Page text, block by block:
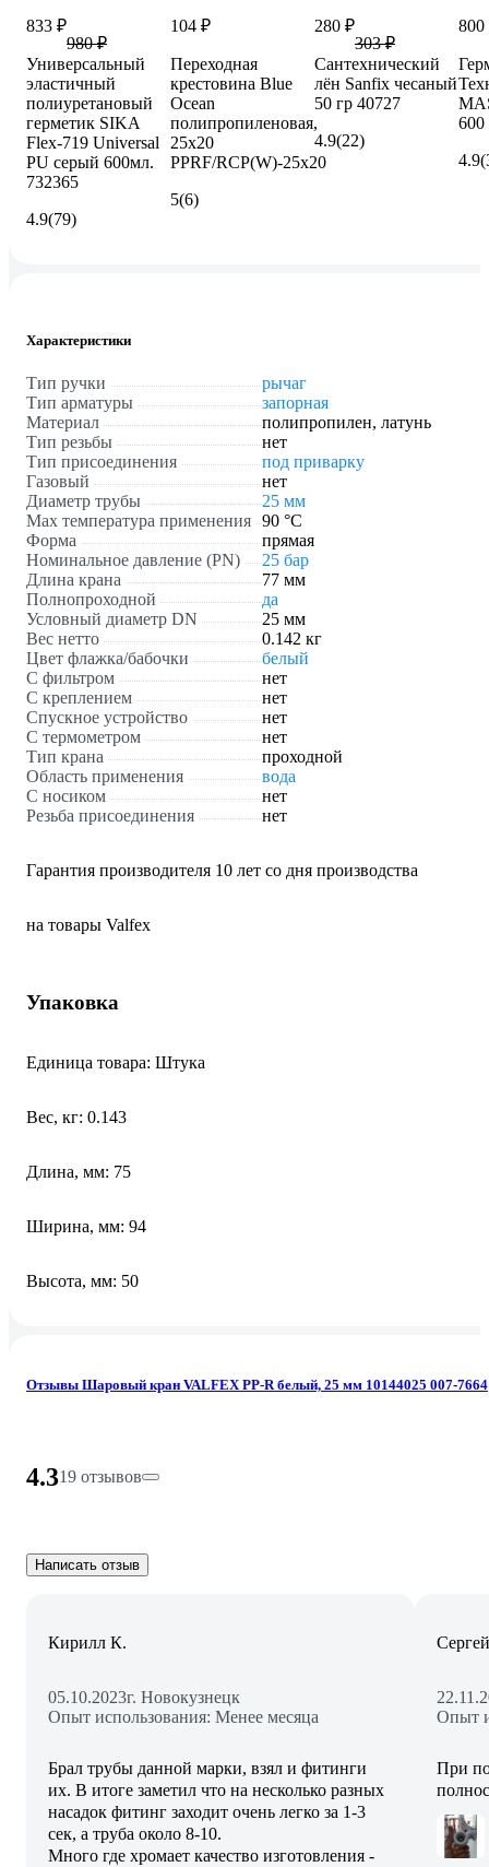
833 ₽
980 ₽
Универсальный
эластичный
полиуретановый
герметик SIKA
Flex-719 Universal
PU серый 600мл.
732365
4.9(79)
104 ₽
Переходная
крестовина Blue
Ocean
полипропиленовая,
25х20
PPRF/RCP(W)-25х20
5(6)
280 ₽
303 ₽
Сантехнический
лён Sanfix чесаный
50 гр 40727
4.9(22)
800
4.9
Характеристики
Тип ручки
рычаг
Тип арматуры
запорная
Материал
полипропилен, латунь
Тип резьбы
нет
Тип присоединения
под приварку
Газовый
нет
Диаметр трубы
25 мм
Max температура применения 90 °С
Форма
прямая
Номинальное давление (PN)
25 бар
Длина крана
77 мм
Полнопроходной
да
Условный диаметр DN
25 мм
Вес нетто
0.142 кг
Цвет флажка/бабочки
белый
С фильтром
нет
С креплением
нет
Спускное устройство
нет
С термометром
нет
Тип крана
проходной
Область применения
вода
С носиком
нет
Резьба присоединения
нет
Гарантия производителя 10 лет со дня производства
на товары Valfex
Упаковка
Единица товара: Штука
Вес, кг: 0.143
Длина, мм: 75
Ширина, мм: 94
Высота, мм: 50
Отзывы Шаровый кран VALFEX PP-R белый, 25 мм 10144025 007-7664
4.319 отзывов
Написать отзыв
Кирилл К.
05.10.2023г. Новокузнецк
Опыт использования: Менее месяца
Брал трубы данной марки, взял и фитинги
их. В итоге заметил что на несколько разных
насадок фитинг заходит очень легко за 1-3
сек, а труба около 8-10.
Много где хромает качество изготовления -
Опыт
При